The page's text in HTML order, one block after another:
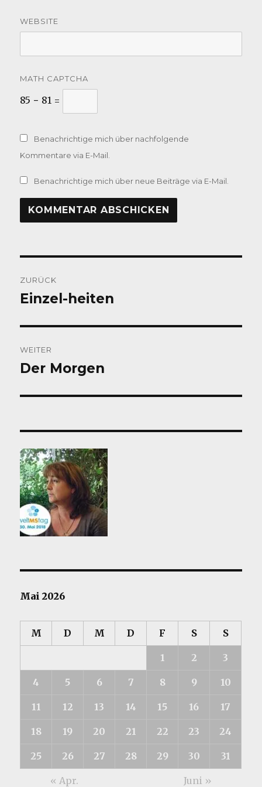
WEBSITE
MATH CAPTCHA
85 − 81 =
Benachrichtige mich über nachfolgende
Kommentare via E-Mail.
Benachrichtige mich über neue Beiträge via E-Mail.
ZURÜCK
Vorheriger
Einzel-heiten
WEITER
Nächster
Der Morgen
Mai 2026
M D M D F S S
1 2 3
4 5 6 7 8 9 10
11 12 13 14 15 16 17
18 19 20 21 22 23 24
25 26 27 28 29 30 31
« Apr. Juni »